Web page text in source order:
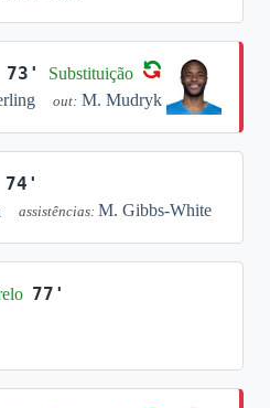
73' Substituição
out: M. Mudryk
74'
assistências: M. Gibbs-White
77'